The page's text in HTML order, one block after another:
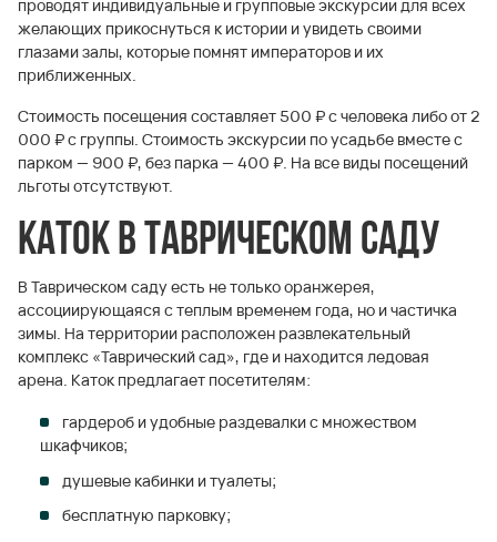
проводят индивидуальные и групповые экскурсии для всех
желающих прикоснуться к истории и увидеть своими
глазами залы, которые помнят императоров и их
приближенных.
Стоимость посещения составляет 500 ₽ с человека либо от 2
000 ₽ с группы. Стоимость экскурсии по усадьбе вместе с
парком — 900 ₽, без парка — 400 ₽. На все виды посещений
льготы отсутствуют.
Каток в Таврическом саду
В Таврическом саду есть не только оранжерея,
ассоциирующаяся с теплым временем года, но и частичка
зимы. На территории расположен развлекательный
комплекс «Таврический сад», где и находится ледовая
арена. Каток предлагает посетителям:
гардероб и удобные раздевалки с множеством
шкафчиков;
душевые кабинки и туалеты;
бесплатную парковку;